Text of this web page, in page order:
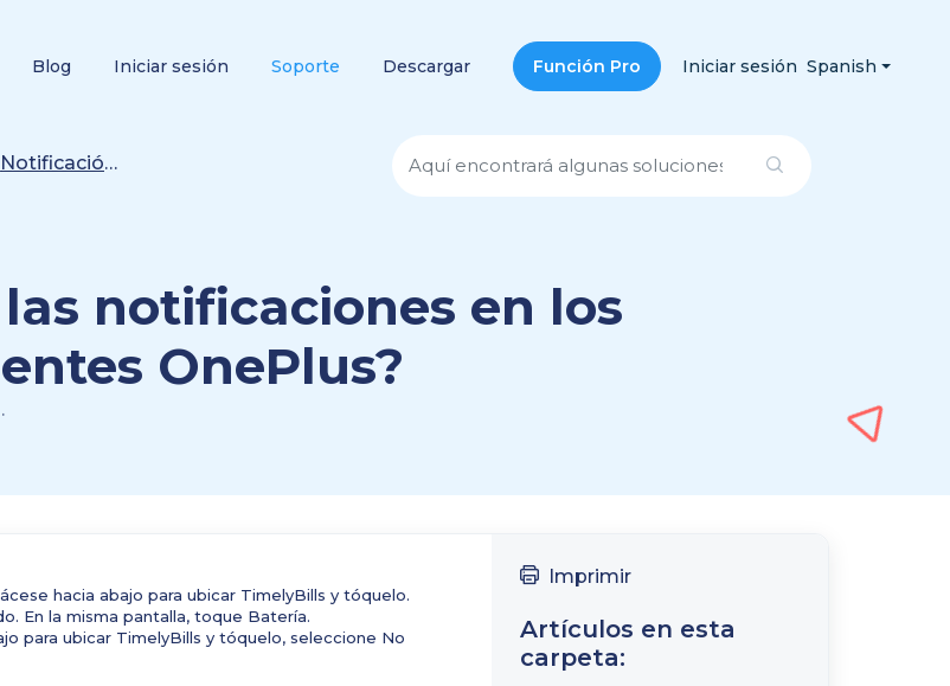
Blog Iniciar sesión Soporte Descargar Función Pro Iniciar sesión Spanish
Notificación y alertas
notificaciones en los
OnePlus?
hacia abajo para ubicar TimelyBills y tóquelo.
En la misma pantalla, toque Batería.
para ubicar TimelyBills y tóquelo, seleccione No
Imprimir
Artículos en esta
carpeta: